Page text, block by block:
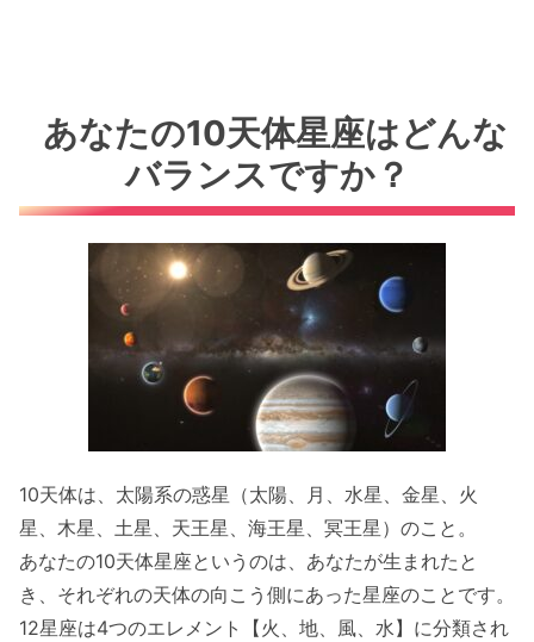
あなたの10天体星座はどんな
バランスですか？
10天体は、太陽系の惑星（太陽、月、水星、金星、火
星、木星、土星、天王星、海王星、冥王星）のこと。
あなたの10天体星座というのは、あなたが生まれたと
き、それぞれの天体の向こう側にあった星座のことです。
12星座は4つのエレメント【火、地、風、水】に分類され